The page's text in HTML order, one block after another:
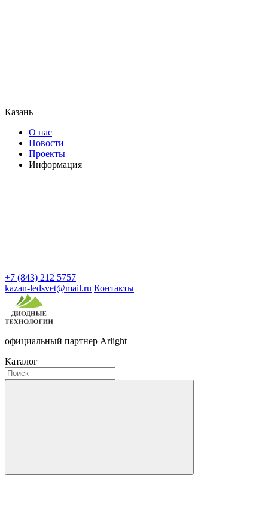
Казань
О нас
Новости
Проекты
Информация
+7 (843) 212 5757
kazan-ledsvet@mail.ru Контакты
официальный партнер Arlight
Каталог